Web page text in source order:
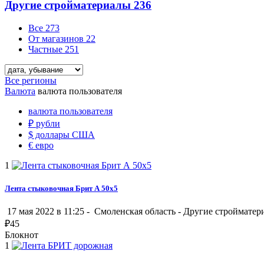
Другие стройматериалы 236
Все 273
От магазинов 22
Частные 251
Все регионы
Валюта валюта пользователя
валюта пользователя
₽ рубли
$ доллары США
€ евро
1
Лента стыковочная Брит А 50х5
17 мая 2022 в 11:25 - Смоленская область - Другие
₽45
Блокнот
1